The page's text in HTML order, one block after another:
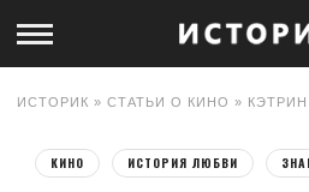
ИСТОРИК » СТАТЬИ О КИНО » КЭТРИН ХЕПБЕРН И
КИНО ИСТОРИЯ ЛЮБВИ